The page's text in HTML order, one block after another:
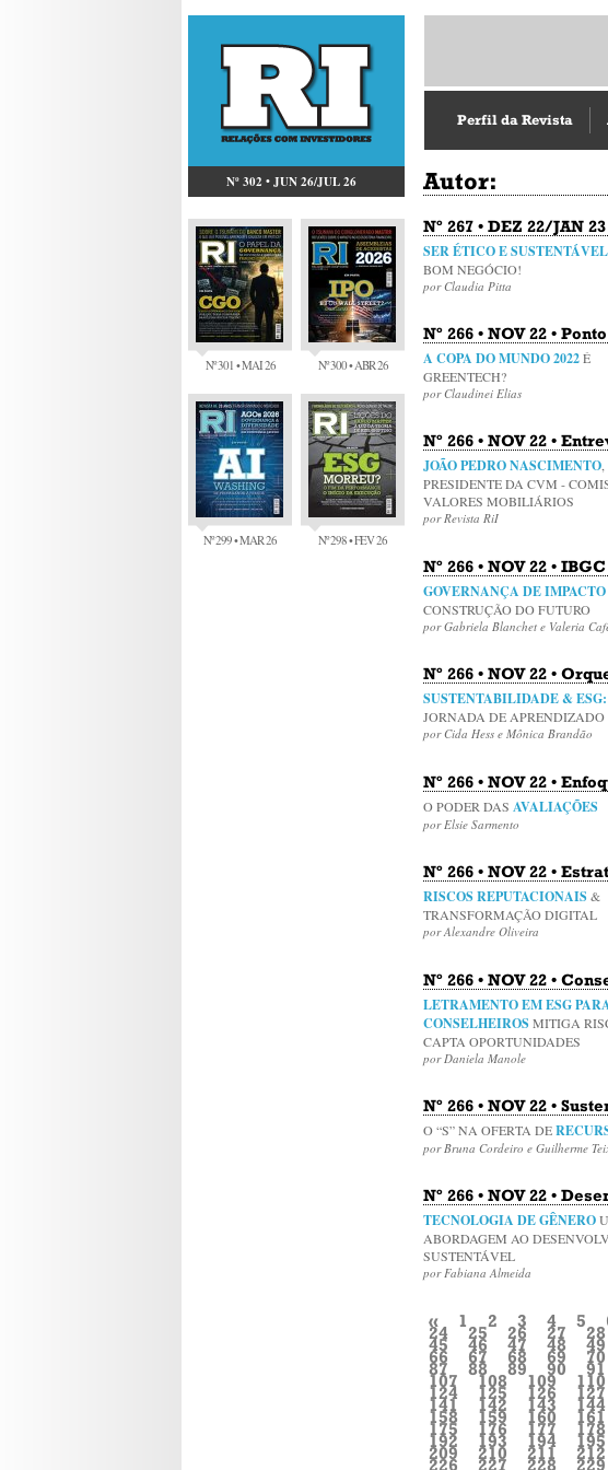
Nº 302 • JUN 26/JUL 26
Nº 301 • MAI 26 Nº 300 • ABR 26
Nº 299 • MAR 26 Nº 298 • FEV 26
Perfil da Revista
Autor:
Nº 267 • DEZ 22/JAN
SER ÉTICO E SUSTENTÁVEL
BOM NEGÓCIO!
por Claudia Pitta
Nº 266 • NOV 22 •
A COPA DO MUNDO 2022É
GREENTECH?
por Claudinei Elias
Nº 266 • NOV 22 •
JOÃO PEDRO NASCIMENTO,
PRESIDENTE DA CVM -
VALORES MOBILIÁRIOS
por Revista RiI
Nº 266 • NOV 22 •
GOVERNANÇA DE IMPACTO
CONSTRUÇÃO DO FUTURO
por Gabriela Blanchet e Valeria
Nº 266 • NOV 22 •
SUSTENTABILIDADE & ESG:
JORNADA DE APRENDIZADO
por Cida Hess e Mônica Brandão
Nº 266 • NOV 22 •
O PODER DAS AVALIAÇÕES
por Elsie Sarmento
Nº 266 • NOV 22 •
RISCOS REPUTACIONAIS &
TRANSFORMAÇÃO DIGITAL
por Alexandre Oliveira
Nº 266 • NOV 22 •
LETRAMENTO EM ESG
CONSELHEIROS MITIGA
CAPTA OPORTUNIDADES
por Daniela Manole
Nº 266 • NOV 22 •
O “S” NA OFERTA DE
por Bruna Cordeiro e Guilherme
Nº 266 • NOV 22 •
TECNOLOGIA DE GÊNERO
ABORDAGEM AO
SUSTENTÁVEL
por Fabiana Almeida
« 1 2 3 4 5
24 25 26 27 28
45 46 47 48 49
66 67 68 69 70
87 88 89 90 91
107 108 109 110
124 125 126 127
141 142 143 144
158 159 160 161
175 176 177 178
192 193 194 195
209 210 211 212
226 227 228 229